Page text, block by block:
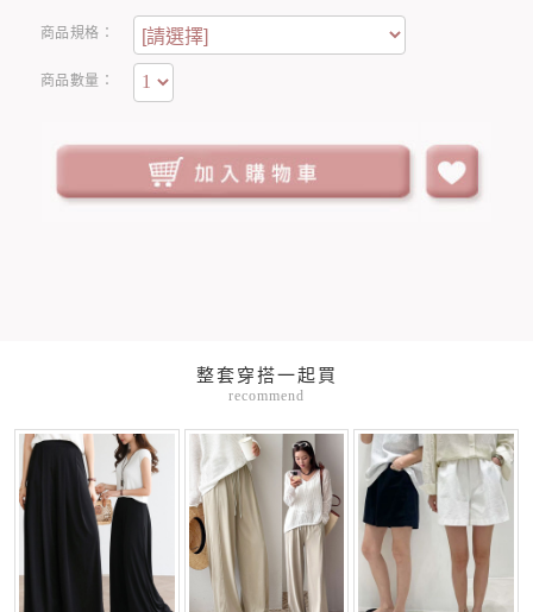
商品規格：
商品數量：
整套穿搭一起買
recommend